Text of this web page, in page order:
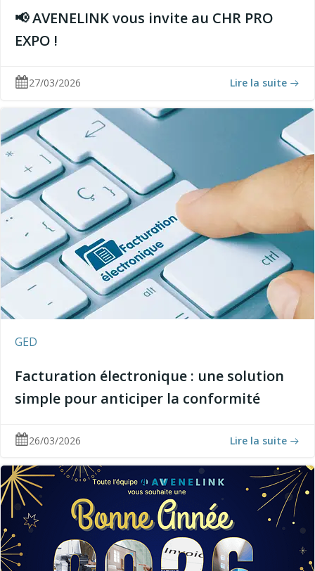
📢 AVENELINK vous invite au CHR PRO
EXPO !
27/03/2026 Lire la suite
GED
Facturation électronique : une solution
simple pour anticiper la conformité
26/03/2026 Lire la suite